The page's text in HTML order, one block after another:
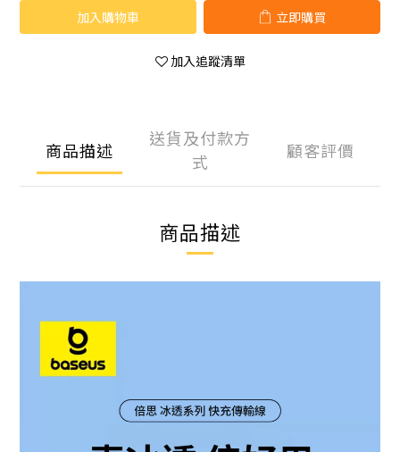
加入購物車 立即購買
加入追蹤清單
商品描述
送貨及付款方
式
顧客評價
商品描述